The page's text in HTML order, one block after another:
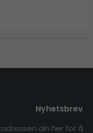
Nyhetsbrev
din her for å